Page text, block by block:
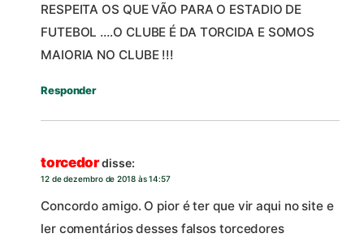
RESPEITA OS QUE VÃO PARA O ESTADIO DE
FUTEBOL ….O CLUBE É DA TORCIDA E SOMOS
MAIORIA NO CLUBE !!!
Responder
torcedordisse:
12 de dezembro de 2018 às 14:57
Concordo amigo. O pior é ter que vir aqui no site e
ler comentários desses falsos torcedores